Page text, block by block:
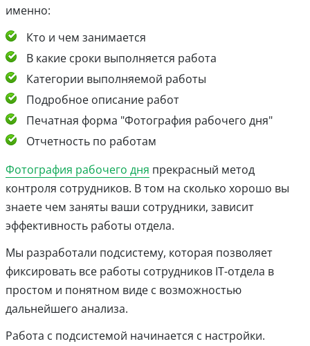
именно:
Кто и чем занимается
В какие сроки выполняется работа
Категории выполняемой работы
Подробное описание работ
Печатная форма "Фотография рабочего дня"
Отчетность по работам
Фотография рабочего дня прекрасный метод
контроля сотрудников. В том на сколько хорошо вы
знаете чем заняты ваши сотрудники, зависит
эффективность работы отдела.
Мы разработали подсистему, которая позволяет
фиксировать все работы сотрудников IT-отдела в
простом и понятном виде с возможностью
дальнейшего анализа.
Работа с подсистемой начинается с настройки.